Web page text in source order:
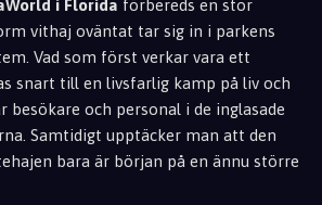
i Florida förbereds en stor
vithaj oväntat tar sig in i parkens
Vad som först verkar vara ett
snart till en livsfarlig kamp på liv och
besökare och personal i de inglasade
Samtidigt upptäcker man att den
bara är början på en ännu större